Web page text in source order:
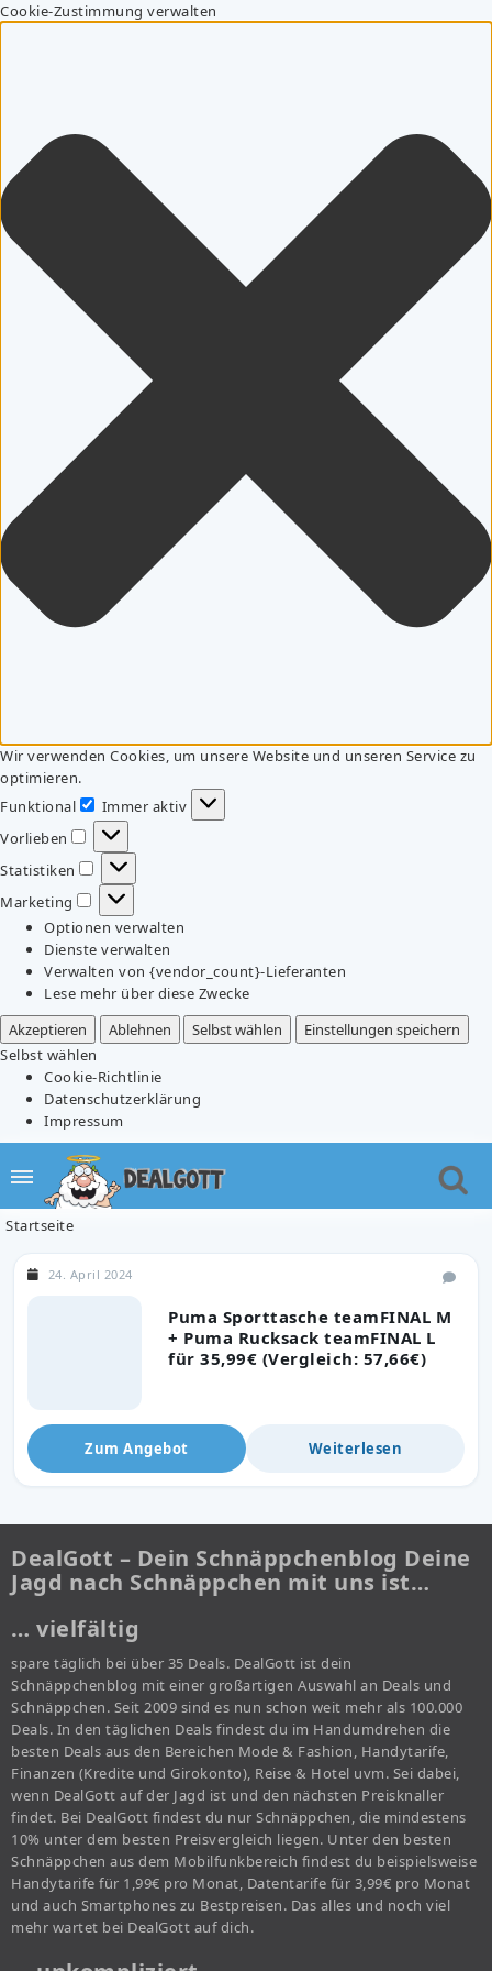
Cookie-Zustimmung verwalten
Wir verwenden Cookies, um unsere Website und unseren Service zu
optimieren.
Funktional
Funktional
Immer aktiv
Vorlieben
Vorlieben
Statistiken
Statistiken
Marketing
Marketing
Optionen verwalten
Dienste verwalten
Verwalten von {vendor_count}-Lieferanten
Lese mehr über diese Zwecke
Akzeptieren
Ablehnen Selbst wählen
Einstellungen speichern
Selbst wählen
Cookie-Richtlinie
Datenschutzerklärung
Impressum
Startseite
Puma Sporttasche teamFINAL M
+ Puma Rucksack teamFINAL L
für 35,99€ (Vergleich: 57,66€)
24. April 2024
Zum Angebot Weiterlesen
DealGott – Dein Schnäppchenblog Deine
Jagd nach Schnäppchen mit uns ist…
… vielfältig
spare täglich bei über 35 Deals. DealGott ist dein
Schnäppchenblog mit einer großartigen Auswahl an Deals und
Schnäppchen. Seit 2009 sind es nun schon weit mehr als 100.000
Deals. In den täglichen Deals findest du im Handumdrehen die
besten Deals aus den Bereichen Mode & Fashion, Handytarife,
Finanzen (Kredite und Girokonto), Reise & Hotel uvm. Sei dabei,
wenn DealGott auf der Jagd ist und den nächsten Preisknaller
findet. Bei DealGott findest du nur Schnäppchen, die mindestens
10% unter dem besten Preisvergleich liegen. Unter den besten
Schnäppchen aus dem Mobilfunkbereich findest du beispielsweise
Handytarife für 1,99€ pro Monat, Datentarife für 3,99€ pro Monat
und auch Smartphones zu Bestpreisen. Das alles und noch viel
mehr wartet bei DealGott auf dich.